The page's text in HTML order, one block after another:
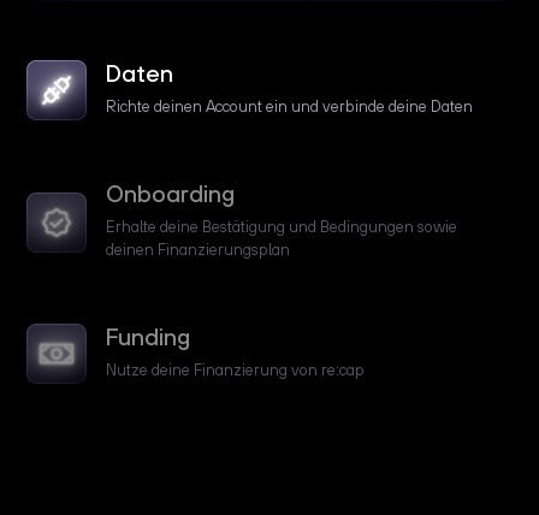
Daten
Richte deinen Account ein und verbinde deine Daten
Onboarding
Erhalte deine Bestätigung und Bedingungen sowie
deinen Finanzierungsplan
Funding
Nutze deine Finanzierung von re:cap